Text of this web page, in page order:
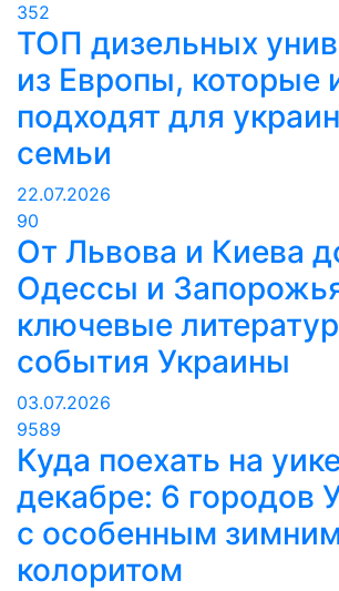
352
ТОП дизельных
из Европы, которые
подходят для
семьи
22.07.2026
90
От Львова и Киева
Одессы и
ключевые
события Украины
03.07.2026
9589
Куда поехать на
декабре: 6 городов
с особенным
колоритом